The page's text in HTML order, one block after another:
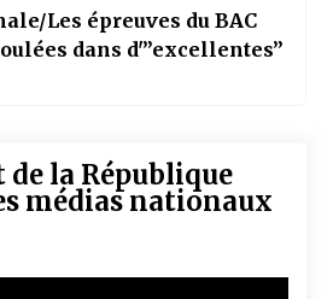
Les épreuves du BAC
dans d'”excellentes”
de la République
médias nationaux